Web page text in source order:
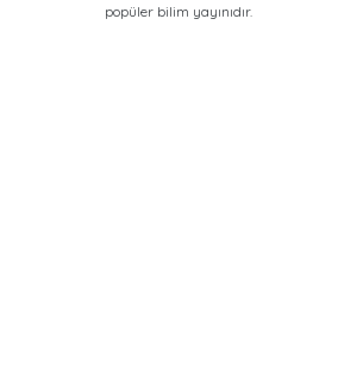
popüler bilim yayınıdır.